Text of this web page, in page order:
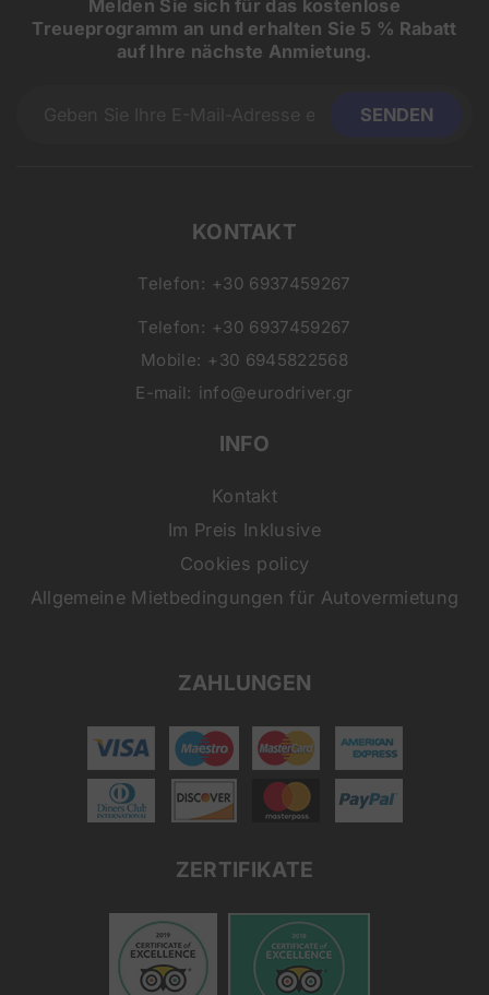
Melden Sie sich für das kostenlose
Treueprogramm an und erhalten Sie 5 % Rabatt
auf Ihre nächste Anmietung.
KONTAKT
Telefon: +30 6937459267
Telefon: +30 6937459267
Mobile: +30 6945822568
E-mail: info@eurodriver.gr
INFO
Kontakt
Im Preis Inklusive
Cookies policy
Allgemeine Mietbedingungen für Autovermietung
ZAHLUNGEN
ZERTIFIKATE